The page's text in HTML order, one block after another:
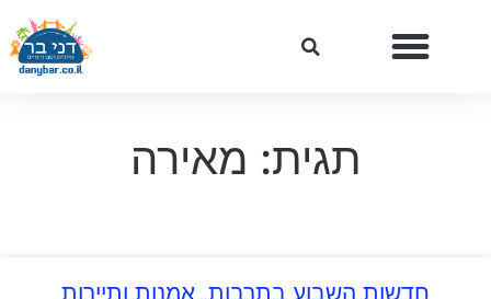
תגית: מאירה
חדשות השבוע בתרבות, אמנות ותיירות